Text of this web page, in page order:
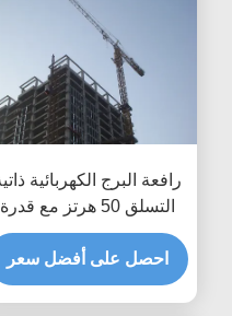
رافعة البرج الكهربائية ذاتية
التسلق 50 هرتز مع قدرة
رفع 12 طن نوع لوحة
احصل على أفضل سعر